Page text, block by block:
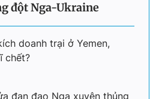
đột Nga-Ukraine
doanh trại ở Yemen,
chết?
đạn đạo Nga xuyên thủng